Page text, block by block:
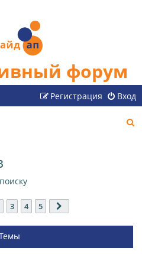
форум
Вход
Регистрация
3 4 5